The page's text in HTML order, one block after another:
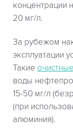
концентрации
20 мг/л.
За рубежом
эксплуатации
Такие
воды
15-50 мг/л
(при
алюминия).